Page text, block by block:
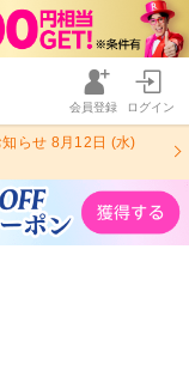
会員登録 ログイン
らせ 8月12日 (水)